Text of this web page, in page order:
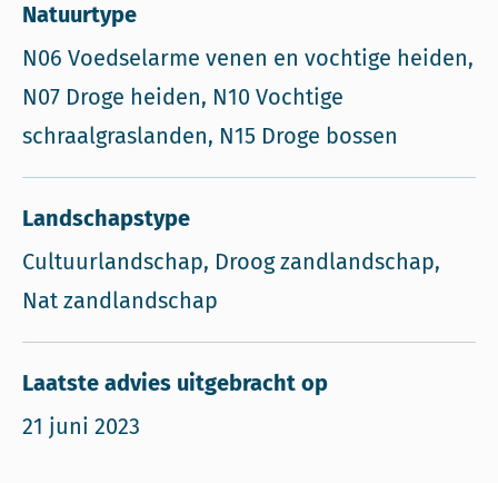
Natuurtype
N06 Voedselarme venen en vochtige heiden,
N07 Droge heiden, N10 Vochtige
schraalgraslanden, N15 Droge bossen
Landschapstype
Cultuurlandschap, Droog zandlandschap,
Nat zandlandschap
Laatste advies uitgebracht op
21 juni 2023